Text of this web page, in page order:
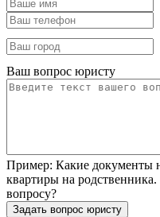
Ваш вопрос юристу
Пример: Какие документы
квартиры на
вопросу?